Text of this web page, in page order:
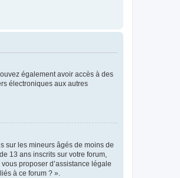
également avoir accès à des
électroniques aux autres
sur les mineurs âgés de moins de
13 ans inscrits sur votre forum,
proposer d’assistance légale
à ce forum ? ».